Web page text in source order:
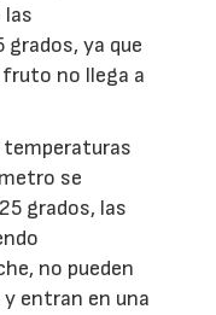
las
ya que
fruto no llega a
temperaturas
se
grados, las
no pueden
entran en una